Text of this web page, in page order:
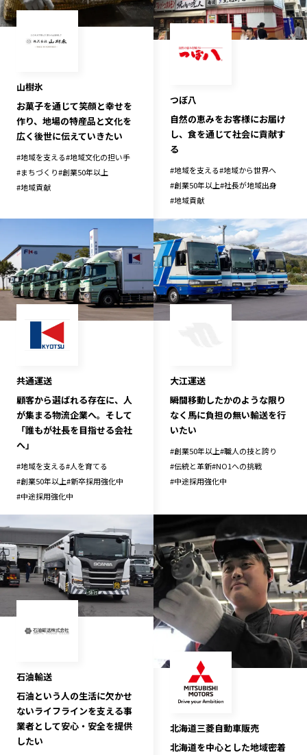
山樹氷
お菓子を通じて笑顔と幸せを
作り、地場の特産品と文化を
広く後世に伝えていきたい
#地域を支える#地域文化の担い手
#まちづくり#創業50年以上
#地域貢献
つぼ八
自然の恵みをお客様にお届け
し、食を通じて社会に貢献す
る
#地域を支える#地域から世界へ
#創業50年以上#社長が地域出身
#地域貢献
共通運送
顧客から選ばれる存在に、人
が集まる物流企業へ。そして
「誰もが社長を目指せる会社
へ」
#地域を支える#人を育てる
#創業50年以上#新卒採用強化中
#中途採用強化中
大江運送
瞬間移動したかのような限り
なく馬に負担の無い輸送を行
いたい
#創業50年以上#職人の技と誇り
#伝統と革新#NO1への挑戦
#中途採用強化中
石油輸送
石油という人の生活に欠かせ
ないライフラインを支える事
業者として安心・安全を提供
したい
北海道三菱自動車販売
北海道を中心とした地域密着